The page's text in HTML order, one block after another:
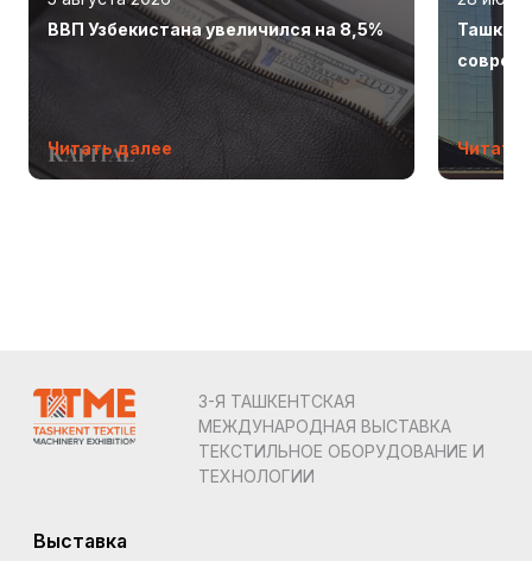
ВВП Узбекистана увеличился на 8,5%
Читать далее Читать
3-Я ТАШКЕНТСКАЯ
МЕЖДУНАРОДНАЯ ВЫСТАВКА
ТЕКСТИЛЬНОЕ ОБОРУДОВАНИЕ И
ТЕХНОЛОГИИ
Выставка